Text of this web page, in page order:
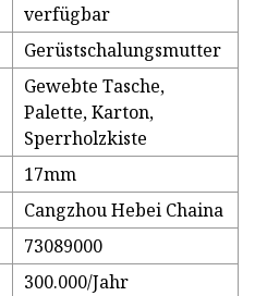
verfügbar
Gerüstschalungsmutter
Gewebte Tasche,
Palette, Karton,
Sperrholzkiste
17mm
Cangzhou Hebei Chaina
73089000
300.000/Jahr